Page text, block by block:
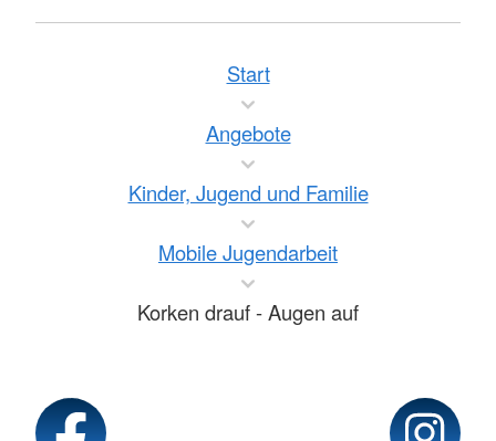
Start
Angebote
Kinder, Jugend und Familie
Mobile Jugendarbeit
Korken drauf - Augen auf